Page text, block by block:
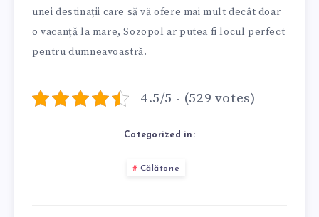
unei destinații care să vă ofere mai mult decât doar
o vacanță la mare, Sozopol ar putea fi locul perfect
pentru dumneavoastră.
4.5/5 - (529 votes)
Categorized in:
Călătorie